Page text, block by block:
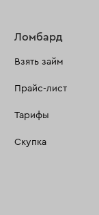
Ломбард
Взять займ
Прайс-лист
Тарифы
Скупка